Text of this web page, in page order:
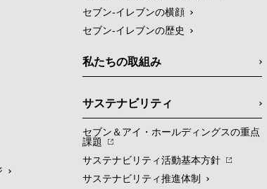
セブン-イレブンの横顔
セブン-イレブンの歴史
私たちの取組み
サステナビリティ
セブン＆アイ・ホールディングスの重点
課題
サステナビリティ活動基本方針
サステナビリティ推進体制